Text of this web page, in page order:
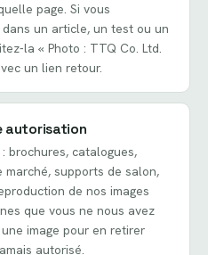
page. Si vous
un article, un test ou un
la « Photo : TTQ Co. Ltd.
un lien retour.
autorisation
brochures, catalogues,
marché, supports de salon,
de nos images
que vous ne nous avez
image pour en retirer
autorisé.